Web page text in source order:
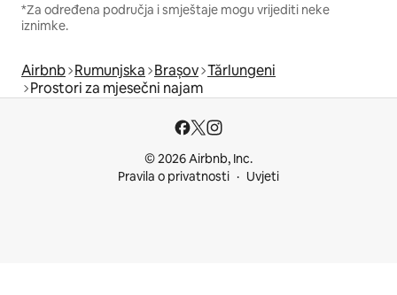
*Za određena područja i smještaje mogu vrijediti neke
iznimke.
Airbnb Rumunjska Brașov Tărlungeni
Prostori za mjesečni najam
© 2026 Airbnb, Inc.
Pravila o privatnosti
Uvjeti